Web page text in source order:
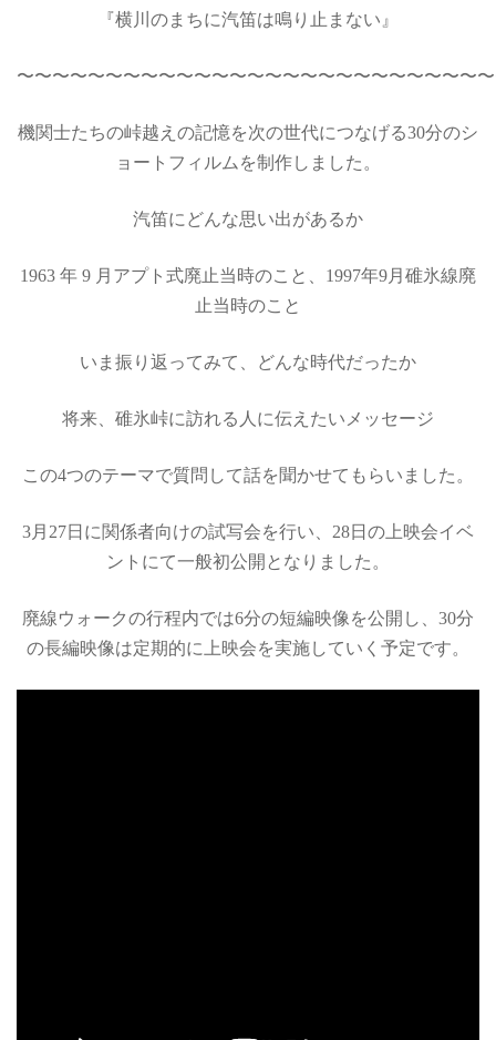
『横川のまちに汽笛は鳴り止まない』
〜〜〜〜〜〜〜〜〜〜〜〜〜〜〜〜〜〜〜〜〜〜〜〜〜〜
機関士たちの峠越えの記憶を次の世代につなげる30分のシ
ョートフィルムを制作しました。
汽笛にどんな思い出があるか
1963 年 9 月アプト式廃止当時のこと、1997年9月碓氷線廃
止当時のこと
いま振り返ってみて、どんな時代だったか
将来、碓氷峠に訪れる人に伝えたいメッセージ
この4つのテーマで質問して話を聞かせてもらいました。
3月27日に関係者向けの試写会を行い、28日の上映会イベ
ントにて一般初公開となりました。
廃線ウォークの行程内では6分の短編映像を公開し、30分
の長編映像は定期的に上映会を実施していく予定です。